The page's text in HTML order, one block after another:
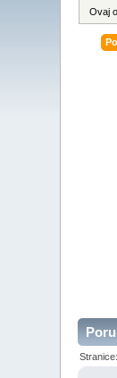
Ovaj